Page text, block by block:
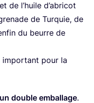
de l’huile d’a­bri­cot
de Tur­quie, de
du beurre de
impor­tant pour la
un double embal­lage.